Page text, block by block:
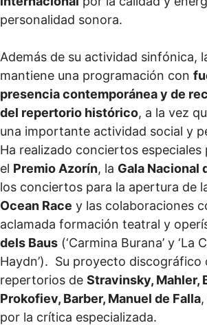
personalidad sonora.
Además de su actividad sinfónica,
mantiene una programación con
presencia contemporánea y de
del repertorio histórico, a la vez
una importante actividad social y
Ha realizado conciertos especiales
el Premio Azorín, la Gala Nacional
los conciertos para la apertura de
Ocean Race y las colaboraciones
aclamada formación teatral y
dels Baus (‘Carmina Burana’ y ‘La
Haydn’). Su proyecto discográfico
repertorios de Stravinsky, Mahler,
Prokofiev, Barber, Manuel de Falla
por la crítica especializada.